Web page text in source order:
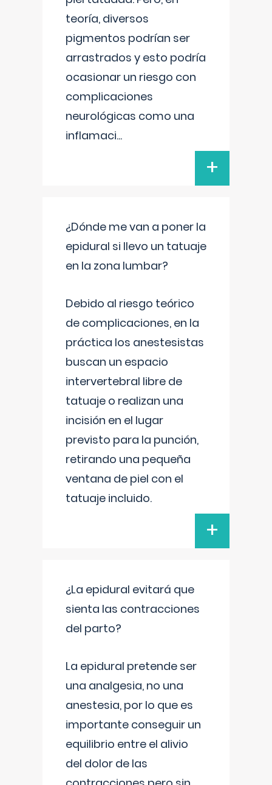
teoría, diversos
pigmentos podrían ser
arrastrados y esto podría
ocasionar un riesgo con
complicaciones
neurológicas como una
inflamaci...
+
¿Dónde me van a poner la
epidural si llevo un tatuaje
en la zona lumbar?
Debido al riesgo teórico
de complicaciones, en la
práctica los anestesistas
buscan un espacio
intervertebral libre de
tatuaje o realizan una
incisión en el lugar
previsto para la punción,
retirando una pequeña
ventana de piel con el
tatuaje incluido.
+
¿La epidural evitará que
sienta las contracciones
del parto?
La epidural pretende ser
una analgesia, no una
anestesia, por lo que es
importante conseguir un
equilibrio entre el alivio
del dolor de las